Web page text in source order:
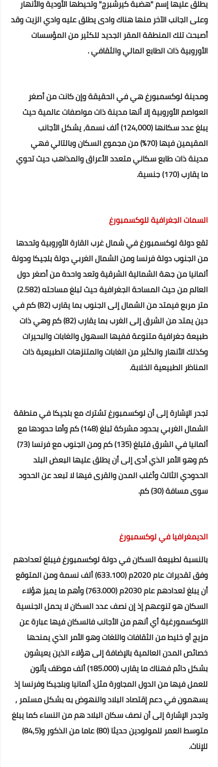
يطلق عليها إسم "هضبة كيرشبرج" وتحيطها الأودية والأنهار
وعلى الجانب الآخر منها هناك وادى يطلق عليه وادي الزيت وقد
أصبحت تلك المنطقة المقر الجديد للكثير من المؤسسات
الأوروبية ذات الطابع المالي والثقافي .
ومدينة لوكسمبورغ هي في الحقيقة وإن كانت من أصغر
العواصم الأوروبية إلا أنها مدينة ذات مواصفات عالمية حيث
يبلغ عدد سكانها (124,000) ألف نسمة، يشكل الأجانب
المقيمين فيها (70%) من مجموع السكان وبالتالي فهي
مدينة ذات طابع سكاني متعدد الأعراق والمذاهب حيث تحوي
ما يقارب (170) جنسية.
السمات الجغرافية للوكسمبورغ
تقع دولة لوكسمبورغ في شمال غرب القارة الأوروبية وتحدها
من الجنوب دولة فرنسا ومن الشمال الغربي دولة بلجيكا ودولة
ألمانيا من جهة الشمالية الشرقية وتعد واحدة من أصغر دول
العالم من حيث المساحة الجغرافية حيث تبلغ مساحته (2.582)
متر مربع فيمتد من الشمال إلى الجنوب بما يقارب (82) كم في
حين يمتد من الشرق إلى الغرب بما يقارب (82) كم وهي ذات
طبيعة جغرافية متنوعة ففيها السهول والغابات والبحيرات
وكذلك الأنهار والكثير من الغابات والمتنزهات الطبيعية ذات
المناظر الطبيعية الخلابة.
تجدر الإشارة إلى أن لوكسمبورغ تشترك مع بلجيكا في منطقة
الشمال الغربي بحدود مشركة تبلغ (148) كم وأما حدودها مع
ألمانيا في الشرق فتبلغ (135) كم ومن الجنوب مع فرنسا (73)
كم وهو الأمر الذي أدى إلى أن يطلق عليها البعض البلد
الحدودي الثالث وأغلب المدن والقرى فيها لا تبعد عن الحدود
سوى مسافة (30) كم.
الديمغرافيا في لوكسمبورغ
بالنسبة لطبيعة السكان في دولة لوكسمبورغ فيبلغ تعدادهم
وفق تقديرات عام 2020م (633.100) ألف نسمة ومن المتوقع
أن يبلغ تعدادهم عام 2030م (763.000) وأهم ما يميز هؤلاء
السكان هو تنوعهم إذ إن نصف عدد السكان لا يحمل الجنسية
اللوكسمورغية أي أنهم من الأجانب فالسكان فيها عبارة عن
مزيج أو خليط من الثقافات واللغات وهو الأمر الذي يمنحها
خصائص المدن العالمية بالإضافة إلى هؤلاء الذين يعيشون
بشكل دائم فهناك ما يقارب (185.000) ألف موظف يأتون
للعمل فيها من الدول المجاورة مثل: ألمانيا وبلجيكا وفرنسا إذ
يسهمون في دعم إقتصاد البلاد والنهوض به بشكل مستمر ،
وتجدر الإشارة إلى أن نصف سكان البلاد هم من النساء كما يبلغ
متوسط العمر للمولودين حديثا (80) عاما من الذكور و(84,5)
للإناث.